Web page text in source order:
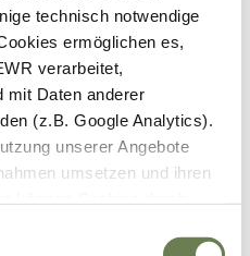
technisch notwendige
ermöglichen es,
verarbeitet,
mit Daten anderer
(z.B. Google Analytics).
unserer Angebote
umsetzen und ihren
können